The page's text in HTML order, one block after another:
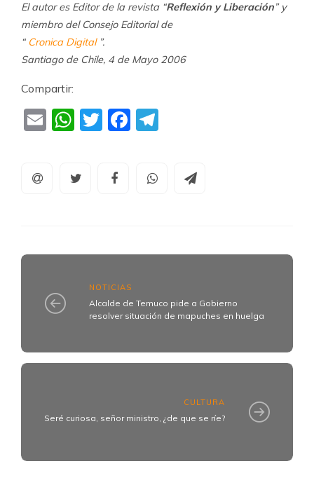
El autor es Editor de la revista “Reflexión y Liberación” y
miembro del Consejo Editorial de
“ Cronica Digital”.
Santiago de Chile, 4 de Mayo 2006
Compartir:
EmailWhatsApp
TwitterFacebook
NOTICIAS
Alcalde de Temuco pide a Gobierno
resolver situación de mapuches en huelga
CULTURA
Seré curiosa, señor ministro, ¿de que se ríe?